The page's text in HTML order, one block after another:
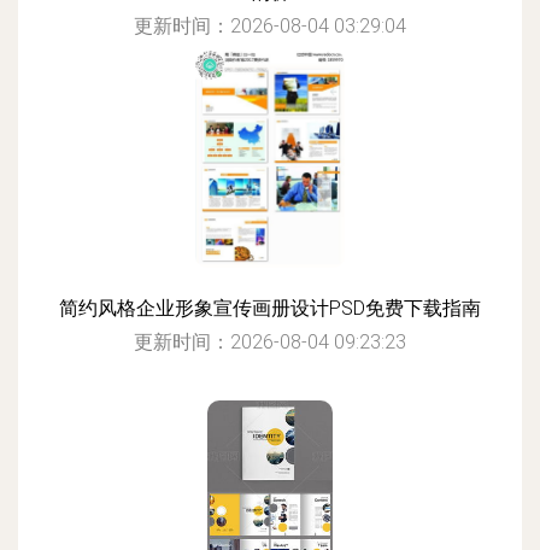
更新时间：2026-08-04 03:29:04
简约风格企业形象宣传画册设计PSD免费下载指南
更新时间：2026-08-04 09:23:23